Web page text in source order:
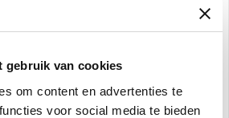
gebruik van cookies
om content en advertenties te
voor social media te bieden
chemische
aan